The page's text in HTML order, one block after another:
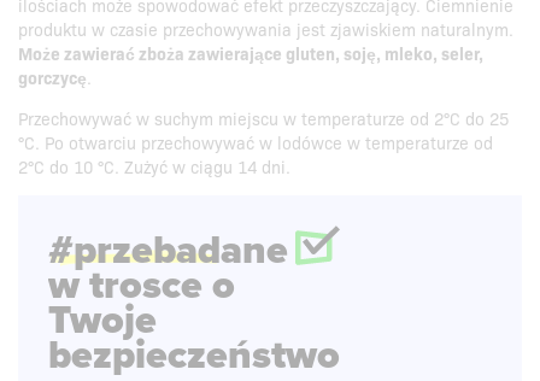
ilościach może spowodować efekt przeczyszczający. Ciemnienie
produktu w czasie przechowywania jest zjawiskiem naturalnym.
Może zawierać zboża zawierające gluten, soję, mleko, seler,
gorczycę.
Przechowywać w suchym miejscu w temperaturze od 2°C do 25
°C. Po otwarciu przechowywać w lodówce w temperaturze od
2°C do 10 °C. Zużyć w ciągu 14 dni.
#przebadane
w trosce o
Twoje
bezpieczeństwo